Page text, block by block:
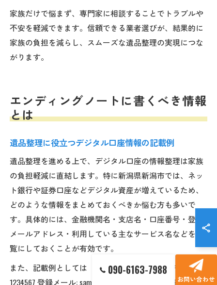
家族だけで悩まず、専門家に相談することでトラブルや
不安を軽減できます。信頼できる業者選びが、結果的に
家族の負担を減らし、スムーズな遺品整理の実現につな
がります。
エンディングノートに書くべき情報
とは
遺品整理に役立つデジタル口座情報の記載例
遺品整理を進める上で、デジタル口座の情報整理は家族
の負担軽減に直結します。特に新潟県新潟市では、ネッ
ト銀行や証券口座などデジタル資産が増えているため、
どのような情報をまとめておくべきか悩む方も多いで
す。具体的には、金融機関名・支店名・口座番号・登録
メールアドレス・利用している主なサービス名などを一
覧にしておくことが有効です。
また、記載例としては「〇〇銀行 ネット支店 普通口座
1234567 登録メール: sample@xxxx.com」など、検索や問い
090-6163-7988
お問い合わせ